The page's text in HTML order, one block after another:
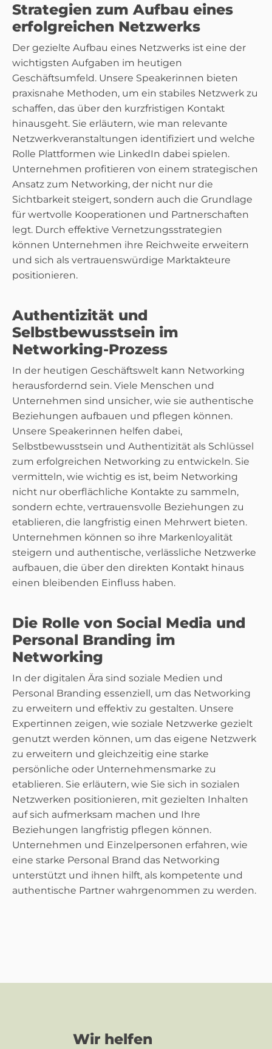
Strategien zum Aufbau eines
erfolgreichen Netzwerks
Der gezielte Aufbau eines Netzwerks ist eine der
wichtigsten Aufgaben im heutigen
Geschäftsumfeld. Unsere Speakerinnen bieten
praxisnahe Methoden, um ein stabiles Netzwerk zu
schaffen, das über den kurzfristigen Kontakt
hinausgeht. Sie erläutern, wie man relevante
Netzwerkveranstaltungen identifiziert und welche
Rolle Plattformen wie LinkedIn dabei spielen.
Unternehmen profitieren von einem strategischen
Ansatz zum Networking, der nicht nur die
Sichtbarkeit steigert, sondern auch die Grundlage
für wertvolle Kooperationen und Partnerschaften
legt. Durch effektive Vernetzungsstrategien
können Unternehmen ihre Reichweite erweitern
und sich als vertrauenswürdige Marktakteure
positionieren.
Authentizität und
Selbstbewusstsein im
Networking-Prozess
In der heutigen Geschäftswelt kann Networking
herausfordernd sein. Viele Menschen und
Unternehmen sind unsicher, wie sie authentische
Beziehungen aufbauen und pflegen können.
Unsere Speakerinnen helfen dabei,
Selbstbewusstsein und Authentizität als Schlüssel
zum erfolgreichen Networking zu entwickeln. Sie
vermitteln, wie wichtig es ist, beim Networking
nicht nur oberflächliche Kontakte zu sammeln,
sondern echte, vertrauensvolle Beziehungen zu
etablieren, die langfristig einen Mehrwert bieten.
Unternehmen können so ihre Markenloyalität
steigern und authentische, verlässliche Netzwerke
aufbauen, die über den direkten Kontakt hinaus
einen bleibenden Einfluss haben.
Die Rolle von Social Media und
Personal Branding im
Networking
In der digitalen Ära sind soziale Medien und
Personal Branding essenziell, um das Networking
zu erweitern und effektiv zu gestalten. Unsere
Expertinnen zeigen, wie soziale Netzwerke gezielt
genutzt werden können, um das eigene Netzwerk
zu erweitern und gleichzeitig eine starke
persönliche oder Unternehmensmarke zu
etablieren. Sie erläutern, wie Sie sich in sozialen
Netzwerken positionieren, mit gezielten Inhalten
auf sich aufmerksam machen und Ihre
Beziehungen langfristig pflegen können.
Unternehmen und Einzelpersonen erfahren, wie
eine starke Personal Brand das Networking
unterstützt und ihnen hilft, als kompetente und
authentische Partner wahrgenommen zu werden.
Wir helfen